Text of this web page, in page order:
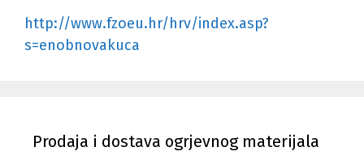
http://www.fzoeu.hr/hrv/index.asp?
s=enobnovakuca
Prodaja i dostava ogrjevnog materijala